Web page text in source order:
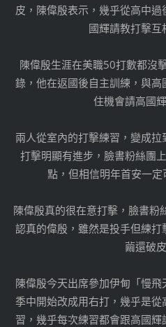
皮，陳偉殷表示，幾乎從高中
國輝請教打擊互
陳偉殷生涯在美職50打數都沒
錄，他在返國後自主訓練，與
住機會請高國
兩人從室內的打擊練習，變成
打擊明顯有進步，臉書粉絲團
點，但相信明年首安一定
陳偉殷真的很在意打擊，臉書粉
認真的偉殷，雖然是投手但練
繭還破皮
陳偉殷今天出席參加伊甸「慢
季中開始改成用右打，幾乎是
習，幾乎每次練習都會跟高國